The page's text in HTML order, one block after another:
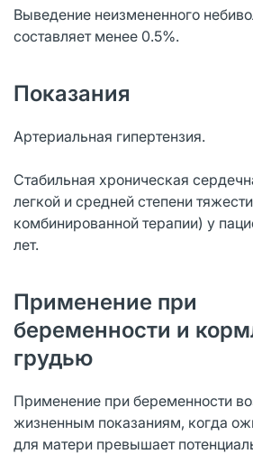
Выведение неизмененного
составляет менее 0.5%.
Показания
Артериальная гипертензия.
Стабильная хроническая
легкой и средней степени
комбинированной терапии) у
лет.
Применение при
беременности и
грудью
Применение при беременности
жизненным показаниям, когда
для матери превышает